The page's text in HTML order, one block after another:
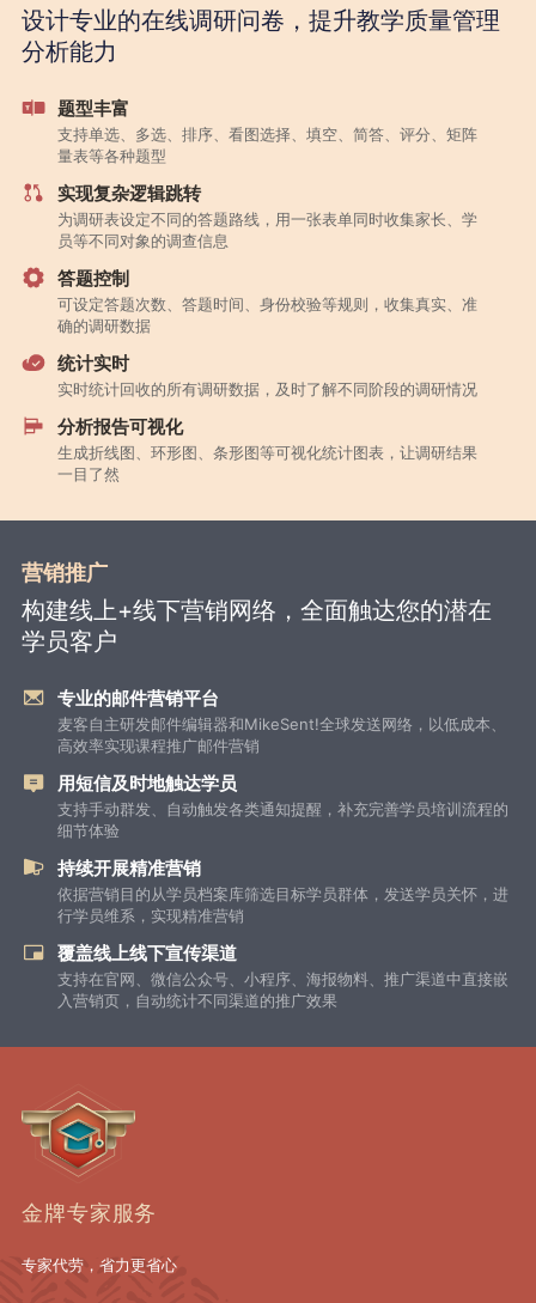
设计专业的在线调研问卷，提升教学质量管理
分析能力
题型丰富
支持单选、多选、排序、看图选择、填空、简答、评分、矩阵
量表等各种题型
实现复杂逻辑跳转
为调研表设定不同的答题路线，用一张表单同时收集家长、学
员等不同对象的调查信息
答题控制
可设定答题次数、答题时间、身份校验等规则，收集真实、准
确的调研数据
统计实时
实时统计回收的所有调研数据，及时了解不同阶段的调研情况
分析报告可视化
生成折线图、环形图、条形图等可视化统计图表，让调研结果
一目了然
营销推广
构建线上+线下营销网络，全面触达您的潜在
学员客户
专业的邮件营销平台
麦客自主研发邮件编辑器和MikeSent!全球发送网络，以低成本、
高效率实现课程推广邮件营销
用短信及时地触达学员
支持手动群发、自动触发各类通知提醒，补充完善学员培训流程的
细节体验
持续开展精准营销
依据营销目的从学员档案库筛选目标学员群体，发送学员关怀，进
行学员维系，实现精准营销
覆盖线上线下宣传渠道
支持在官网、微信公众号、小程序、海报物料、推广渠道中直接嵌
入营销页，自动统计不同渠道的推广效果
金牌专家服务
专家代劳，省力更省心